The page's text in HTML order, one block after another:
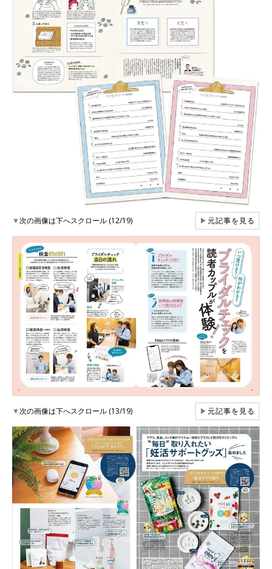
▼次の画像は下へスクロール (12/19) ▶元記事を見る
▼次の画像は下へスクロール (13/19) ▶元記事を見る